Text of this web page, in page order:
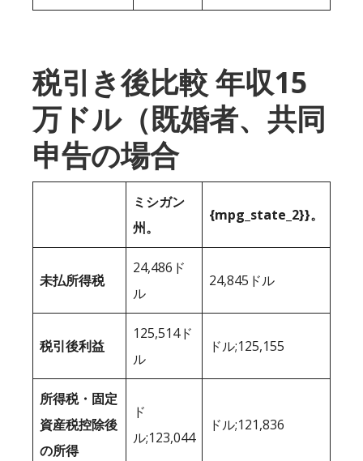
税引き後比較 年収15
万ドル（既婚者、共同
申告の場合
ミシガン
州。
{mpg_state_2}}。
未払所得税
24,486ド
ル
24,845ドル
税引後利益
125,514ド
ル
ドル;125,155
所得税・固定
資産税控除後
の所得
ド
ル;123,044
ドル;121,836